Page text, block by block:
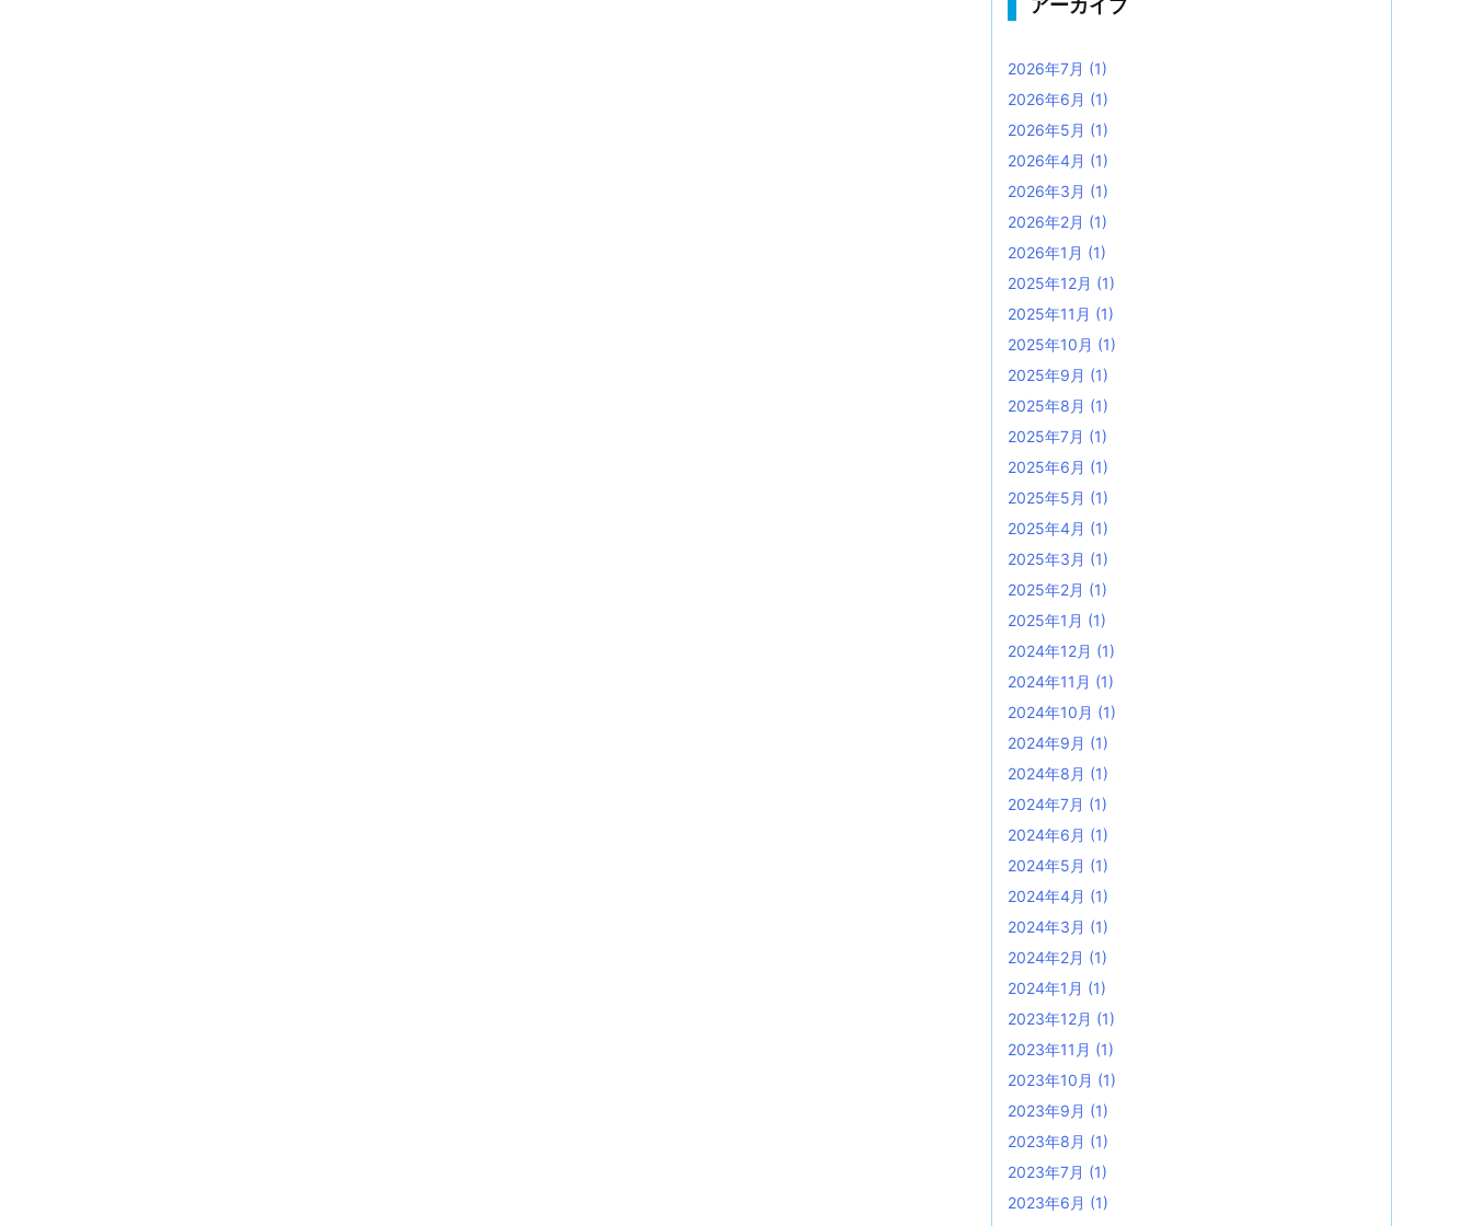
アーカイブ
2026年7月 (1)
2026年6月 (1)
2026年5月 (1)
2026年4月 (1)
2026年3月 (1)
2026年2月 (1)
2026年1月 (1)
2025年12月 (1)
2025年11月 (1)
2025年10月 (1)
2025年9月 (1)
2025年8月 (1)
2025年7月 (1)
2025年6月 (1)
2025年5月 (1)
2025年4月 (1)
2025年3月 (1)
2025年2月 (1)
2025年1月 (1)
2024年12月 (1)
2024年11月 (1)
2024年10月 (1)
2024年9月 (1)
2024年8月 (1)
2024年7月 (1)
2024年6月 (1)
2024年5月 (1)
2024年4月 (1)
2024年3月 (1)
2024年2月 (1)
2024年1月 (1)
2023年12月 (1)
2023年11月 (1)
2023年10月 (1)
2023年9月 (1)
2023年8月 (1)
2023年7月 (1)
2023年6月 (1)